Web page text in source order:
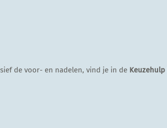
de voor- en nadelen, vind je in de Keuzehulp